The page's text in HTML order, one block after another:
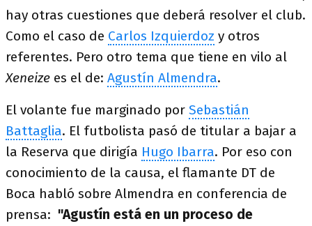
hay otras cuestiones que deberá resolver el club.
Como el caso de Carlos Izquierdoz y otros
referentes. Pero otro tema que tiene en vilo al
Xeneize es el de: Agustín Almendra.
El volante fue marginado por Sebastián
Battaglia. El futbolista pasó de titular a bajar a
la Reserva que dirigía Hugo Ibarra. Por eso con
conocimiento de la causa, el flamante DT de
Boca habló sobre Almendra en conferencia de
prensa: "Agustín está en un proceso de